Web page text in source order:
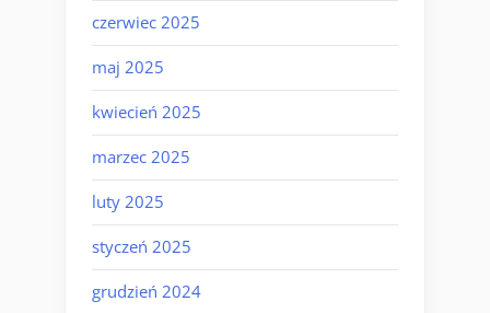
czerwiec 2025
maj 2025
kwiecień 2025
marzec 2025
luty 2025
styczeń 2025
grudzień 2024